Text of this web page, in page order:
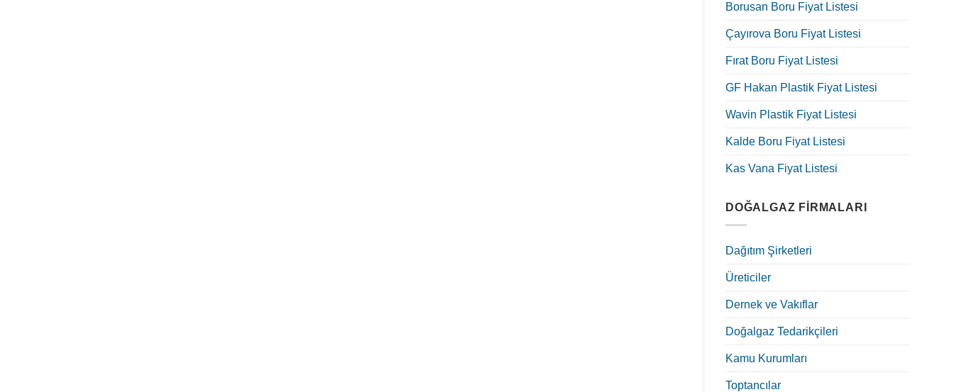
Borusan Boru Fiyat Listesi
Çayırova Boru Fiyat Listesi
Fırat Boru Fiyat Listesi
GF Hakan Plastik Fiyat Listesi
Wavin Plastik Fiyat Listesi
Kalde Boru Fiyat Listesi
Kas Vana Fiyat Listesi
DOĞALGAZ FIRMALARI
Dağıtım Şirketleri
Üreticiler
Dernek ve Vakıflar
Doğalgaz Tedarikçileri
Kamu Kurumları
Toptancılar